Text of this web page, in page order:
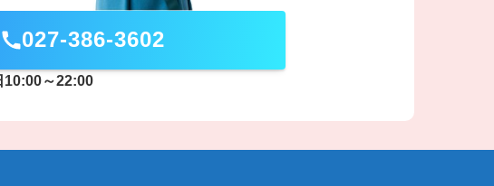
027-386-3602
10:00～22:00